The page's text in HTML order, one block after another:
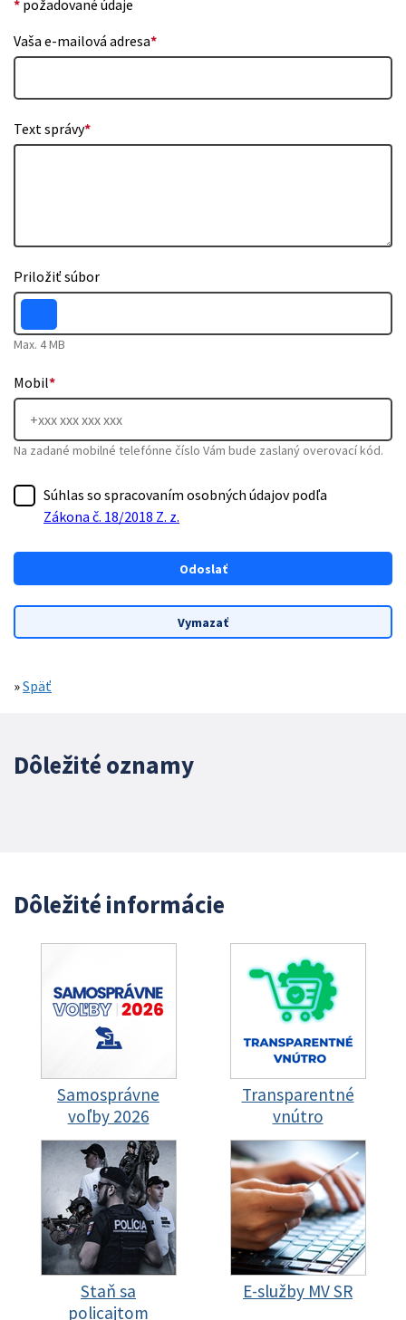
* požadované údaje
Vaša e-mailová adresa*
Text správy*
Priložiť súbor
Max. 4 MB
Mobil*
Na zadané mobilné telefónne číslo Vám bude zaslaný overovací kód.
Súhlas so spracovaním osobných údajov podľa
Zákona č. 18/2018 Z. z.
»Späť
Dôležité oznamy
Dôležité informácie
Samosprávne
voľby 2026
Transparentné
vnútro
Staň sa
policajtom
E-služby MV SR